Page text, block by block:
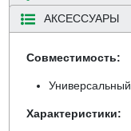
АКСЕССУАРЫ
Совместимость:
Универсальный
Характеристики: